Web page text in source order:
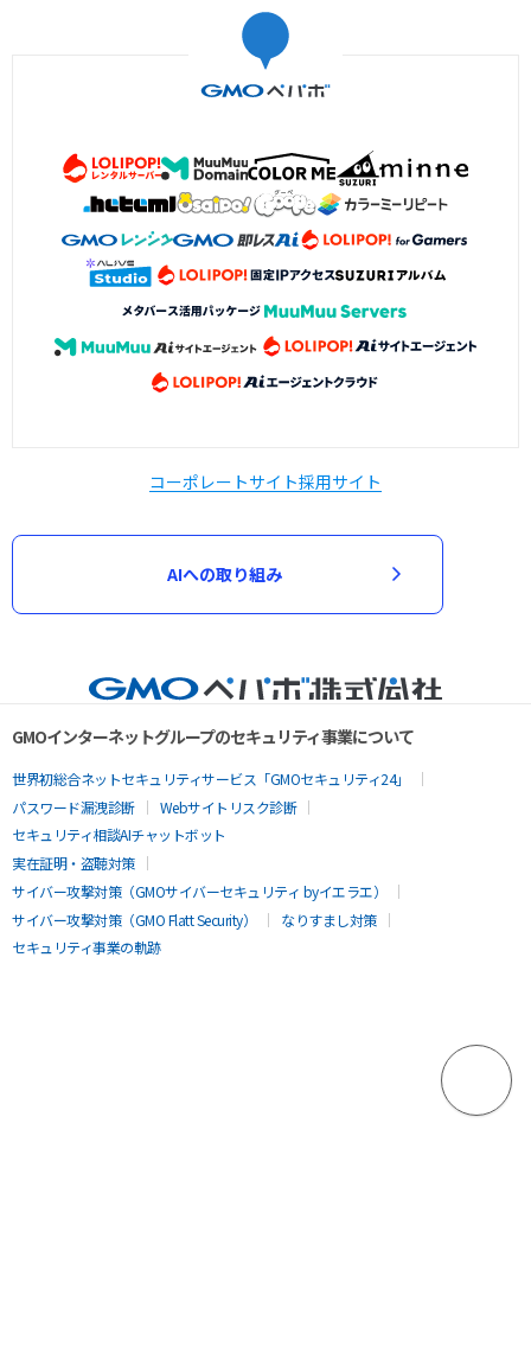
コーポレートサイト採用サイト
AIへの取り組み
GMOインターネットグループのセキュリティ事業について
世界初総合ネットセキュリティサービス「GMOセキュリティ24」
パスワード漏洩診断
Webサイトリスク診断
セキュリティ相談AIチャットボット
実在証明・盗聴対策
サイバー攻撃対策（GMOサイバーセキュリティ byイエラエ）
サイバー攻撃対策（GMO Flatt Security）
なりすまし対策
セキュリティ事業の軌跡